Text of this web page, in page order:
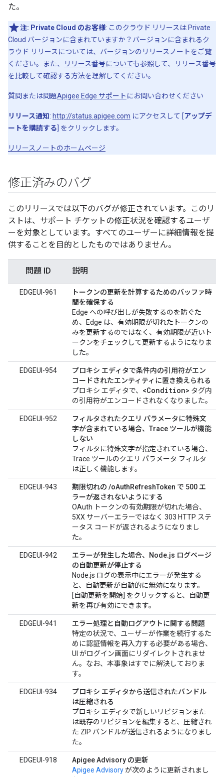
た。
注: Private Cloud のお客様: このクラウド リリースは Private
Cloud バージョンに含まれていますか？バージョンに含まれるク
ラウド リリースについては、バージョンのリリースノートをご覧
ください。また、
リリース番号についても参照して、リリース番号
を比較して確認する方法を理解してください。
質問または問題Apigee Edge サポート にお問い合わせください
リリース通知: http://status.apigee.com にアクセスして [アップデ
ートを購読する ] をクリックします。
リリースノートのホームページ
修正済みのバグ
このリリースでは以下のバグが修正されています。このリ
ストは、サポート チケットの修正状況を確認するユーザ
ーを対象としています。すべてのユーザーに詳細情報を提
供することを目的としたものではありません。
問題 ID 説明
EDGEUI-961
トークンの更新を計算するためのバッファ時
間を確保する
Edge への呼び出しが失敗するのを防ぐた
め、Edge は、有効期限が切れたトークンの
みを更新するのではなく、有効期限が近いト
ークンをチェックして更新するようになりま
した。
EDGEUI-954
プロキシ エディタで条件内の引用符がエン
コードされたエンティティに置き換えられる
プロキシ エディタで、 <Condition> タグ内
の引用符がエンコードされなくなりました。
EDGEUI-952
フィルタされたクエリ パラメータに特殊文
字が含まれている場合、Trace ツールが機能
しない
フィルタに特殊文字が指定されている場合、
Trace ツールのクエリ パラメータ フィルタ
は正しく機能します。
EDGEUI-943
期限切れの /oAuthRefreshToken で 500 エ
ラーが返されないようにする
OAuth トークンの有効期限が切れた場合、
5XX サーバーエラーではなく 303 HTTP ステ
ータス コードが返されるようになりまし
た。
EDGEUI-942
エラーが発生した場合、Node.js ログページ
の自動更新が停止する
Node.js ログの表示中にエラーが発生する
と、自動更新が自動的に無効になります。
[自動更新を開始] をクリックすると、自動更
新を再び有効にできます。
EDGEUI-941
エラー処理と自動ログアウトに関する問題
特定の状況で、ユーザーが作業を続行するた
めに認証情報を再入力する必要がある場合、
UI がログイン画面にリダイレクトされませ
ん。なお、本事象はすでに解決しておりま
す。
EDGEUI-934
プロキシ エディタから送信されたバンドル
は圧縮される
プロキシ エディタで新しいリビジョンまた
は既存のリビジョンを編集すると、圧縮され
た ZIP バンドルが送信されるようになりまし
た。
EDGEUI-918
Apigee Advisory の更新
Apigee Advisoryが次のように更新されまし